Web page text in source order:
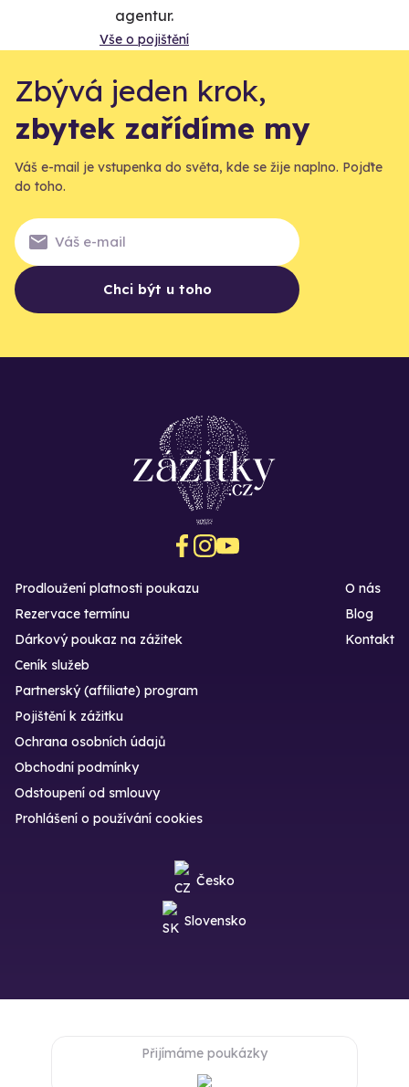
agentur.
Vše o pojištění
Zbývá jeden krok,
zbytek zařídíme my
Váš e-mail je vstupenka do světa, kde se žije naplno. Pojďte
do toho.
Chci být u toho
Prodloužení platnosti poukazu
Rezervace termínu
Dárkový poukaz na zážitek
O nás
Blog
Kontakt
Ceník služeb
Partnerský (affiliate) program
Pojištění k zážitku
Ochrana osobních údajů
Obchodní podmínky
Odstoupení od smlouvy
Prohlášení o používání cookies
Česko
Slovensko
Přijímáme poukázky